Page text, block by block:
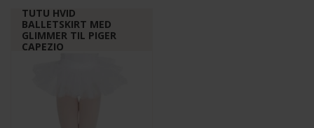
TUTU HVID
BALLETSKIRT MED
GLIMMER TIL PIGER
CAPEZIO